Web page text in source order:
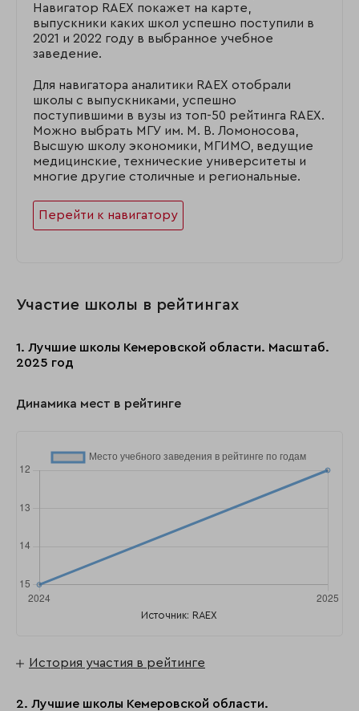
Навигатор RAEX покажет на карте,
выпускники каких школ успешно поступили в
2021 и 2022 году в выбранное учебное
заведение.
Для навигатора аналитики RAEX отобрали
школы с выпускниками, успешно
поступившими в вузы из топ-50 рейтинга RAEX.
Можно выбрать МГУ им. М. В. Ломоносова,
Высшую школу экономики, МГИМО, ведущие
медицинские, технические университеты и
многие другие столичные и региональные.
Перейти к навигатору
Участие школы в рейтингах
1. Лучшие школы Кемеровской области. Масштаб.
2025 год
Динамика мест в рейтинге
Источник: RAEX
История участия в рейтинге
2. Лучшие школы Кемеровской области.